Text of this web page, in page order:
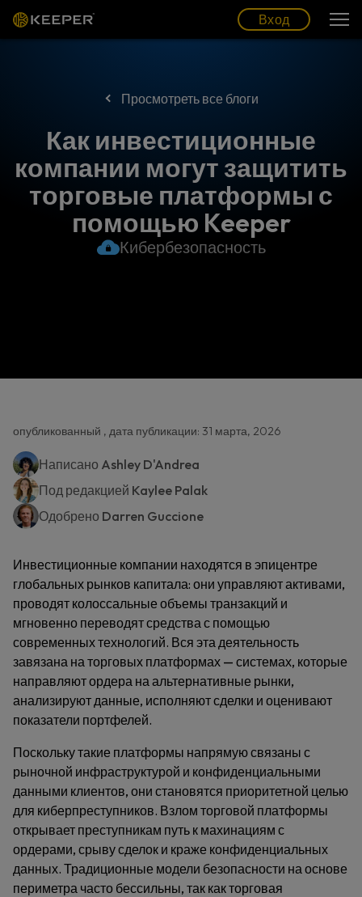
Вход
Просмотреть все блоги
Как инвестиционные
компании могут защитить
торговые платформы с
помощью Keeper
Кибербезопасность
опубликованный , дата публикации: 31 марта, 2026
Написано Ashley D'Andrea
Под редакцией Kaylee Palak
Одобрено Darren Guccione
Инвестиционные компании находятся в эпицентре
глобальных рынков капитала: они управляют активами,
проводят колоссальные объемы транзакций и
мгновенно переводят средства с помощью
современных технологий. Вся эта деятельность
завязана на торговых платформах — системах, которые
направляют ордера на альтернативные рынки,
анализируют данные, исполняют сделки и оценивают
показатели портфелей.
Поскольку такие платформы напрямую связаны с
рыночной инфраструктурой и конфиденциальными
данными клиентов, они становятся приоритетной целью
для киберпреступников. Взлом торговой платформы
открывает преступникам путь к махинациям с
ордерами, срыву сделок и краже конфиденциальных
данных. Традиционные модели безопасности на основе
периметра часто бессильны, так как торговая